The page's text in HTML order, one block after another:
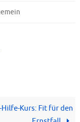
Hilfe-Kurs: Fit für den